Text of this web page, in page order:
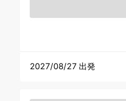
2027/08/27 出発